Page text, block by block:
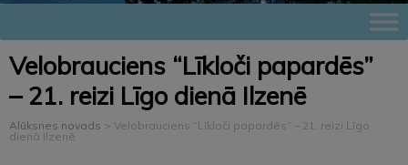
Velobrauciens “Līkloči papardēs”
– 21. reizi Līgo dienā Ilzenē
Alūksnes novads > Velobrauciens “Līkloči papardēs” – 21. reizi Līgo
dienā Ilzenē